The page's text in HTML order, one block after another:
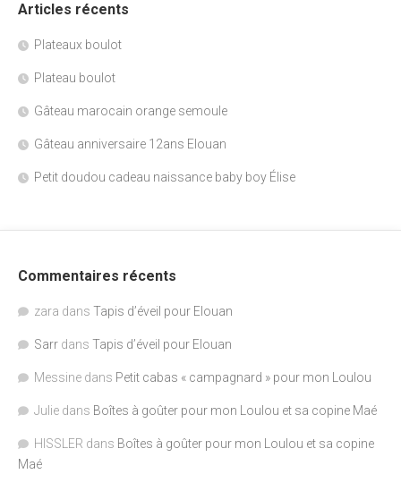
Articles récents
Plateaux boulot
Plateau boulot
Gâteau marocain orange semoule
Gâteau anniversaire 12ans Elouan
Petit doudou cadeau naissance baby boy Élise
Commentaires récents
zara dans Tapis d’éveil pour Elouan
Sarr dans Tapis d’éveil pour Elouan
Messine dans Petit cabas « campagnard » pour mon Loulou
Julie dans Boîtes à goûter pour mon Loulou et sa copine Maé
HISSLER dans Boîtes à goûter pour mon Loulou et sa copine
Maé